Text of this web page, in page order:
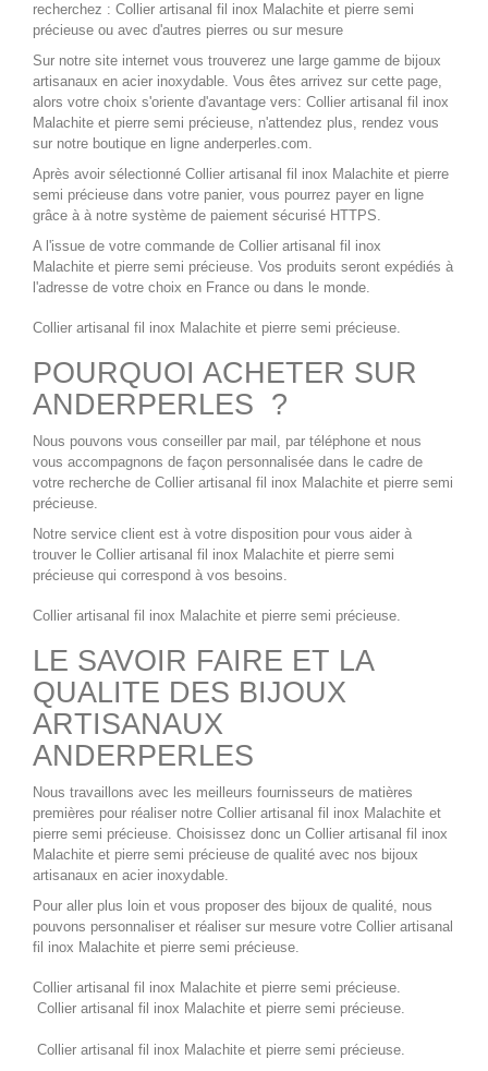
recherchez : Collier artisanal fil inox Malachite et pierre semi
précieuse ou avec d'autres pierres ou sur mesure
Sur notre site internet vous trouverez une large gamme de bijoux
artisanaux en acier inoxydable. Vous êtes arrivez sur cette page,
alors votre choix s'oriente d'avantage vers: Collier artisanal fil inox
Malachite et pierre semi précieuse, n'attendez plus, rendez vous
sur notre boutique en ligne anderperles.com.
Après avoir sélectionné Collier artisanal fil inox Malachite et pierre
semi précieuse dans votre panier, vous pourrez payer en ligne
grâce à à notre système de paiement sécurisé HTTPS.
A l'issue de votre commande de Collier artisanal fil inox
Malachite et pierre semi précieuse. Vos produits seront expédiés à
l'adresse de votre choix en France ou dans le monde.
Collier artisanal fil inox Malachite et pierre semi précieuse.
POURQUOI ACHETER SUR
ANDERPERLES ?
Nous pouvons vous conseiller par mail, par téléphone et nous
vous accompagnons de façon personnalisée dans le cadre de
votre recherche de Collier artisanal fil inox Malachite et pierre semi
précieuse.
Notre service client est à votre disposition pour vous aider à
trouver le Collier artisanal fil inox Malachite et pierre semi
précieuse qui correspond à vos besoins.
Collier artisanal fil inox Malachite et pierre semi précieuse.
LE SAVOIR FAIRE ET LA
QUALITE DES BIJOUX
ARTISANAUX
ANDERPERLES
Nous travaillons avec les meilleurs fournisseurs de matières
premières pour réaliser notre Collier artisanal fil inox Malachite et
pierre semi précieuse. Choisissez donc un Collier artisanal fil inox
Malachite et pierre semi précieuse de qualité avec nos bijoux
artisanaux en acier inoxydable.
Pour aller plus loin et vous proposer des bijoux de qualité, nous
pouvons personnaliser et réaliser sur mesure votre Collier artisanal
fil inox Malachite et pierre semi précieuse.
Collier artisanal fil inox Malachite et pierre semi précieuse.
Collier artisanal fil inox Malachite et pierre semi précieuse.
Collier artisanal fil inox Malachite et pierre semi précieuse.